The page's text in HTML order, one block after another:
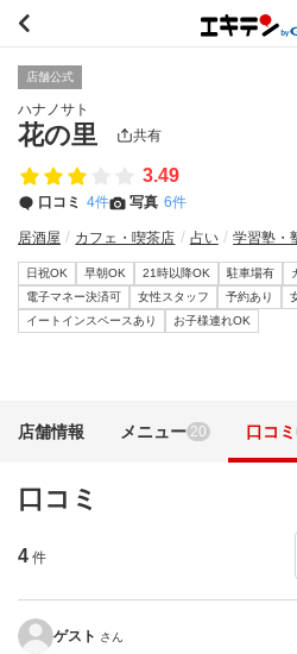
店舗公式
ハナノサト
花の里 共有
3.49
口コミ 4件 写真 6件
居酒屋 カフェ・喫茶店 占い 学習塾・
日祝OK 早朝OK 21時以降OK 駐車場有
電子マネー決済可
女性スタッフ 予約あり
イートインスペースあり
お子様連れOK
店舗情報 メニュー 20 口コミ
口コミ
4 件
ゲスト さん